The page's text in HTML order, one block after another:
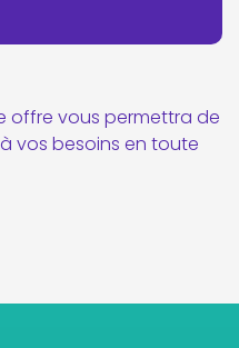
offre vous permettra de
vos besoins en toute